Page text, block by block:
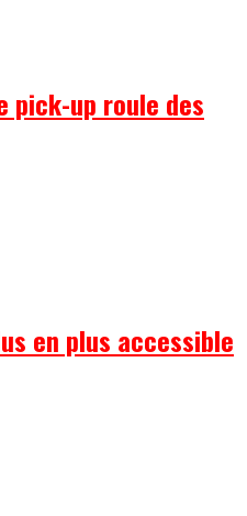
pick-up roule des
en plus accessible